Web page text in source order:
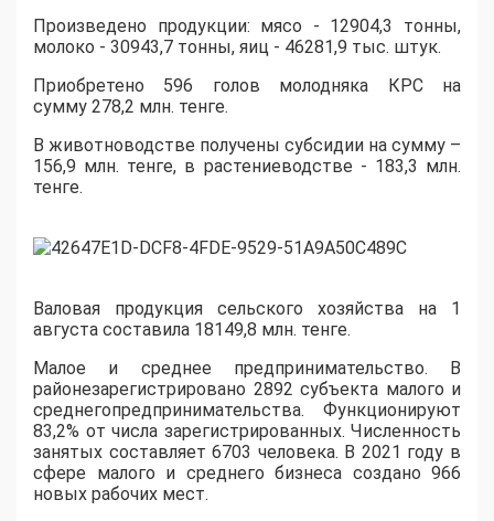
Произведено продукции: мясо - 12904,3 тонны,
молоко - 30943,7 тонны, яиц - 46281,9 тыс. штук.
Приобретено 596 голов молодняка КРС на
сумму 278,2 млн. тенге.
В животноводстве получены субсидии на сумму –
156,9 млн. тенге, в растениеводстве - 183,3 млн.
тенге.
Валовая продукция сельского хозяйства на 1
августа составила 18149,8 млн. тенге.
Малое и среднее предпринимательство. В
районезарегистрировано 2892 субъекта малого и
среднегопредпринимательства. Функционируют
83,2% от числа зарегистрированных. Численность
занятых составляет 6703 человека. В 2021 году в
сфере малого и среднего бизнеса создано 966
новых рабочих мест.